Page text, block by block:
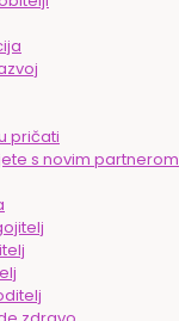
pričati
s novim partnerom